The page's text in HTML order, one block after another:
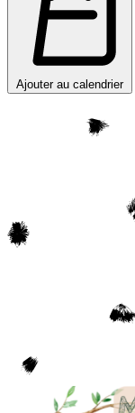
Ajouter au calendrier